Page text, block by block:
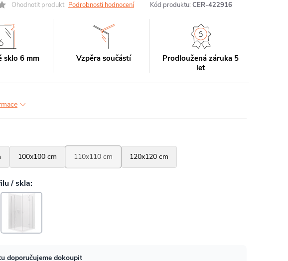
Ohodnotit produkt Podrobnosti hodnocení Kód produktu: CER-422916
sklo 6 mm Vzpěra součástí
Prodloužená záruka 5
let